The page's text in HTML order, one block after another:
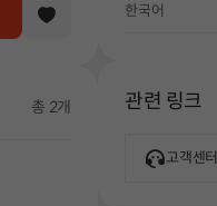
총 2개
한국어
관련 링크
고객센터